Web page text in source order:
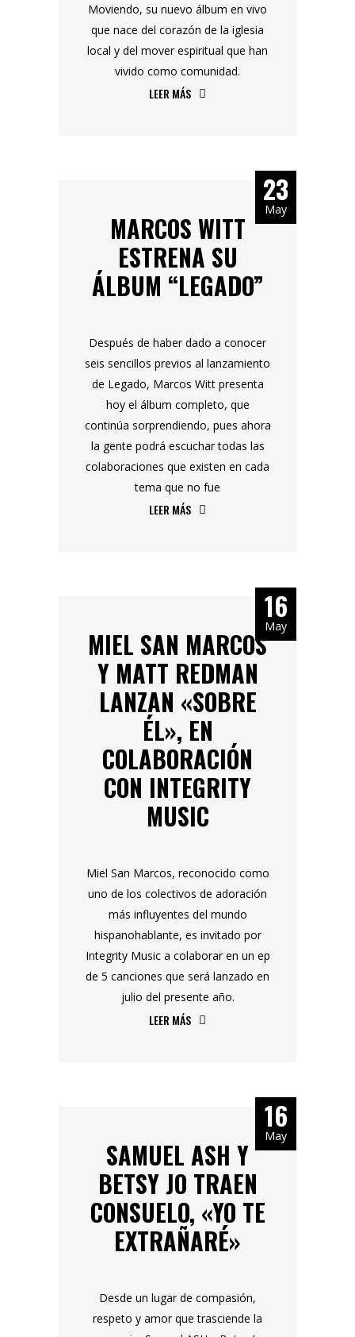
Moviendo, su nuevo álbum en vivo
que nace del corazón de la iglesia
local y del mover espiritual que han
vivido como comunidad.
LEER MÁS
23
May
MARCOS WITT
ESTRENA SU
ÁLBUM “LEGADO”
Después de haber dado a conocer
seis sencillos previos al lanzamiento
de Legado, Marcos Witt presenta
hoy el álbum completo, que
continúa sorprendiendo, pues ahora
la gente podrá escuchar todas las
colaboraciones que existen en cada
tema que no fue
LEER MÁS
16
May
MIEL SAN MARCOS
Y MATT REDMAN
LANZAN «SOBRE
ÉL», EN
COLABORACIÓN
CON INTEGRITY
MUSIC
Miel San Marcos, reconocido como
uno de los colectivos de adoración
más influyentes del mundo
hispanohablante, es invitado por
Integrity Music a colaborar en un ep
de 5 canciones que será lanzado en
julio del presente año.
LEER MÁS
16
May
SAMUEL ASH Y
BETSY JO TRAEN
CONSUELO, «YO TE
EXTRAÑARÉ»
Desde un lugar de compasión,
respeto y amor que trasciende la